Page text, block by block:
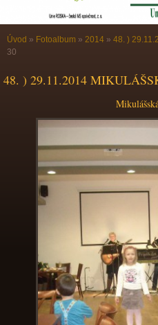
Úvod » Fotoalbum » 2014 » 48. )
30
48. ) 29.11.2014